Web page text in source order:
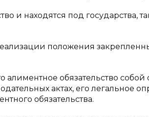
и находятся под государства,
положения
алиментное обязательство
актах, его легальное
обязательства.